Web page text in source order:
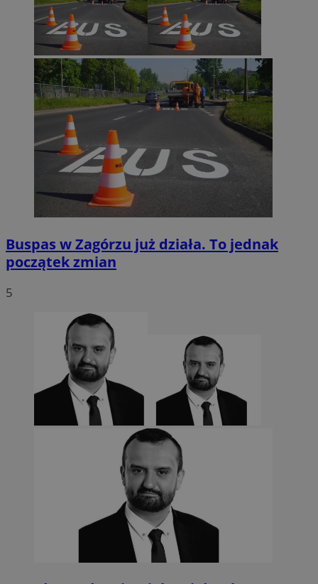
Buspas w Zagórzu już działa. To jednak
początek zmian
5